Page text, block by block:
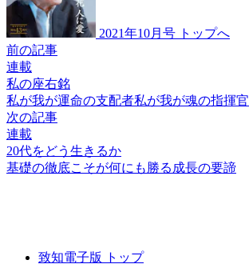
2021年10月号 トップへ
前の記事
連載
私の座右銘
私が我が運命の支配者私が我が魂の指揮官
次の記事
連載
20代をどう生きるか
基礎の徹底こそが何にも勝る成長の要諦
致知電子版 トップ